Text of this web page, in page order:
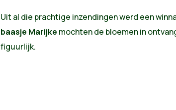
Uit al die prachtige inzendingen werd een
baasje Marijke mochten de bloemen in
figuurlijk.